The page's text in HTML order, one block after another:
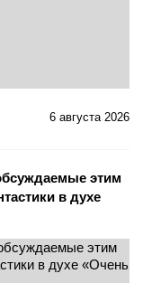
6 августа 2026
этим
в духе